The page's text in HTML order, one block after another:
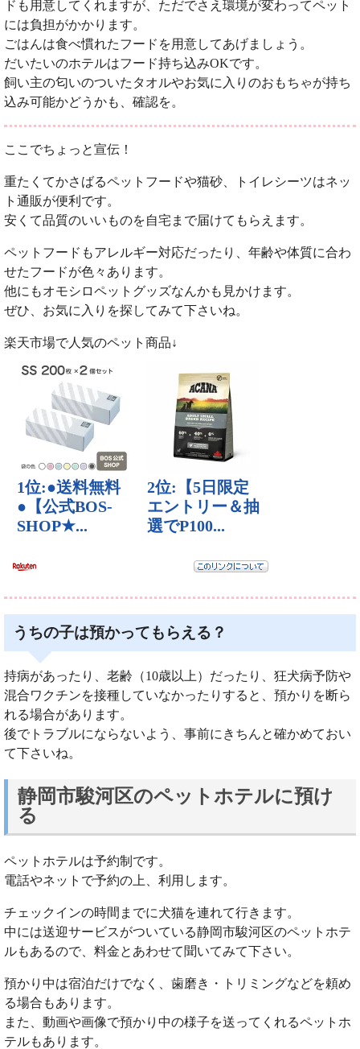
ドも用意してくれますが、ただでさえ環境が変わってペット
には負担がかかります。
ごはんは食べ慣れたフードを用意してあげましょう。
だいたいのホテルはフード持ち込みOKです。
飼い主の匂いのついたタオルやお気に入りのおもちゃが持ち
込み可能かどうかも、確認を。
ここでちょっと宣伝！
重たくてかさばるペットフードや猫砂、トイレシーツはネッ
ト通販が便利です。
安くて品質のいいものを自宅まで届けてもらえます。
ペットフードもアレルギー対応だったり、年齢や体質に合わ
せたフードが色々あります。
他にもオモシロペットグッズなんかも見かけます。
ぜひ、お気に入りを探してみて下さいね。
楽天市場で人気のペット商品↓
うちの子は預かってもらえる？
持病があったり、老齢（10歳以上）だったり、狂犬病予防や
混合ワクチンを接種していなかったりすると、預かりを断ら
れる場合があります。
後でトラブルにならないよう、事前にきちんと確かめておい
て下さいね。
静岡市駿河区のペットホテルに預け
る
ペットホテルは予約制です。
電話やネットで予約の上、利用します。
チェックインの時間までに犬猫を連れて行きます。
中には送迎サービスがついている静岡市駿河区のペットホテ
ルもあるので、料金とあわせて聞いてみて下さい。
預かり中は宿泊だけでなく、歯磨き・トリミングなどを頼め
る場合もあります。
また、動画や画像で預かり中の様子を送ってくれるペットホ
テルもあります。